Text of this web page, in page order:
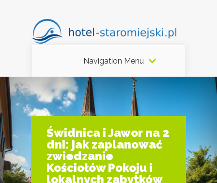
Navigation Menu
Świdnica i Jawor na 2
dni: jak zaplanować
zwiedzanie
Kościołów Pokoju i
lokalnych zabytków